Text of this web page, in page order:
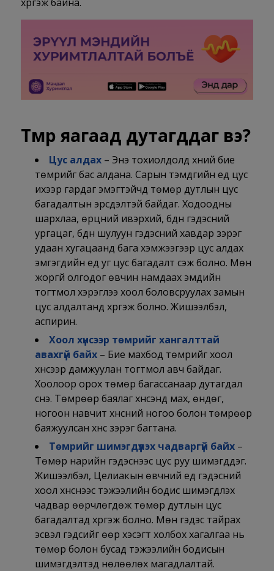
Төмөр яагаад дутагддаг вэ?
Цус алдах– Энэ тохиолдолд хүний бие
төмрийг бас алдана. Сарын тэмдгийн үед цус
ихээр гардаг эмэгтэйчүүд төмөр дутлын цус
багадалтын эрсдэлтэй байдаг. Ходоодны
шархлаа, өрцний ивэрхий, бүдүүн гэдэсний
ургацаг, бүдүүн шулуун гэдэсний хавдар зэрэг
удаан хугацаанд бага хэмжээгээр цус алдах
эмгэгүүдийн үед уг цус багадалт үүсэж болно. Мөн
жоргүй олгодог өвчин намдаах эмүүдийн
тогтмол хэрэглээ хоол боловсруулах замын
цус алдалтанд хүргэж болно. Жишээлбэл,
аспирин.
Хоол хүнсээр төмрийг хангалттай
авахгүй байх– Бие махбод төмрийг хоол
хүнсээр дамжуулан тогтмол авч байдаг.
Хоолоор орох төмөр багассанаар дутагдал
үүснэ. Төмрөөр баялаг хүнсэнд мах, өндөг,
ногоон навчит хүнсний ногоо болон төмрөөр
баяжуулсан хүнс зэрэг багтана.
Төмрийг шимэгдүүлэх чадваргүй байх –
Төмөр нарийн гэдэснээс цус руу шимэгддэг.
Жишээлбэл, Целиакын өвчний үед гэдэсний
хоол хүнснээс тэжээлийн бодис шимэгдүүлэх
чадвар өөрчлөгдөж төмөр дутлын цус
багадалтад хүргэж болно. Мөн гэдэс тайрах
эсвэл гэдсийг өөр хэсэгт холбох хагалгаа нь
төмөр болон бусад тэжээлийн бодисын
шимэгдэлтэд нөлөөлөх магадлалтай.